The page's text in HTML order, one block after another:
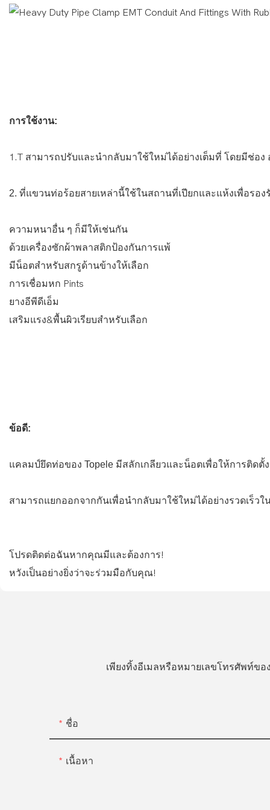
การใช้งาน:
1.T สามารถปรับและนำกลับมาใช้ใหม่ได้อย่างเต็มที่ โดยมีช่
2. ที่แขวนท่อร้อยสายเหล่านี้ใช้ในสถานที่เปียกและแห้งเพื่อรอ
ความหนาอื่น ๆ ก็มีให้เช่นกัน
ด้วยเครื่องซักผ้าพลาสติกป้องกันการแพ้
มีน็อตสำหรับสกรูด้านข้างให้เลือก
การเชื่อมหก Pints
ยางอีพีดีเอ็ม
เสริมแรง&พื้นผิวเรียบสำหรับเลือก
ข้อดี:
แคลมป์ยึดท่อของ Topele มีสลักเกลียวและน็อตเพื่อให้การติด
สามารถแยกออกจากกันเพื่อนำกลับมาใช้ใหม่ได้อย่างรวดเร็ว
โปรดติดต่อฉันหากคุณมีและต้องการ!
หวังเป็นอย่างยิ่งว่าจะร่วมมือกับคุณ!
เพียงทิ้งอีเมลหรือหมายเลขโทรศัพท์ข
ชื่อ
เนื้อหา